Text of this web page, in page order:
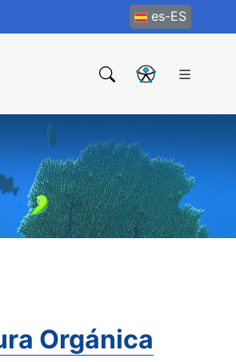
es-ES
Orgánica